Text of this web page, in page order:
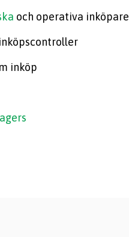
och operativa inköpare
inköp